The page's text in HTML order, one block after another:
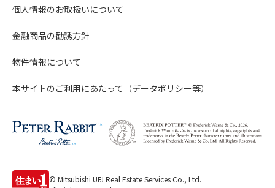
個人情報のお取扱いについて
金融商品の勧誘方針
物件情報について
本サイトのご利用にあたって（データポリシー等）
© Mitsubishi UFJ Real Estate Services Co., Ltd.